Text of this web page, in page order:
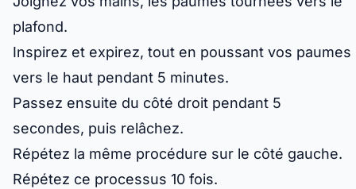
plafond.
Inspirez et expirez, tout en poussant vos paumes
vers le haut pendant 5 minutes.
Passez ensuite du côté droit pendant 5
secondes, puis relâchez.
Répétez la même procédure sur le côté gauche.
Répétez ce processus 10 fois.